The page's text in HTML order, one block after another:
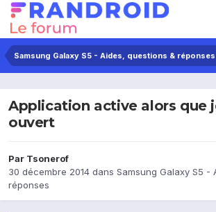
Samsung Galaxy S5 - Aides, questions & réponses
Application active alors que
ouvert
Par Tsonerof
30 décembre 2014 dans Samsung Galaxy S5 -
réponses